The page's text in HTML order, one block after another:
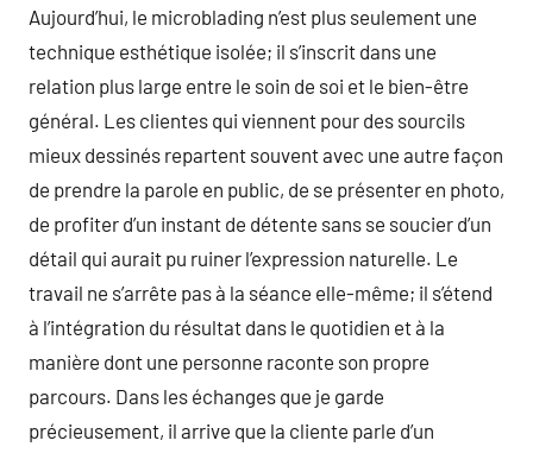
Aujourd’hui, le microblading n’est plus seulement une
technique esthétique isolée; il s’inscrit dans une
relation plus large entre le soin de soi et le bien-être
général. Les clientes qui viennent pour des sourcils
mieux dessinés repartent souvent avec une autre façon
de prendre la parole en public, de se présenter en photo,
de profiter d’un instant de détente sans se soucier d’un
détail qui aurait pu ruiner l’expression naturelle. Le
travail ne s’arrête pas à la séance elle-même; il s’étend
à l’intégration du résultat dans le quotidien et à la
manière dont une personne raconte son propre
parcours. Dans les échanges que je garde
précieusement, il arrive que la cliente parle d’un